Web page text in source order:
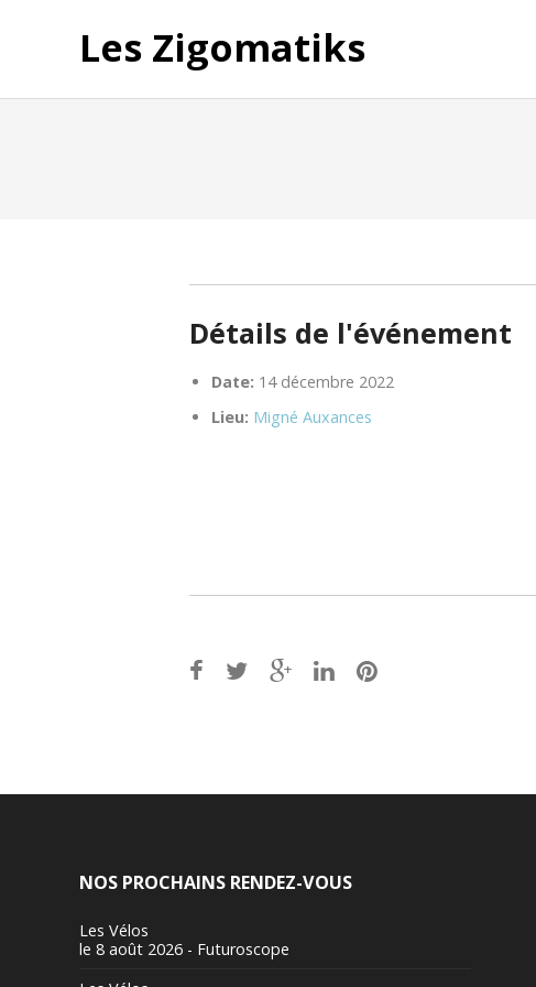
Les Zigomatiks
Détails de l'événement
Date: 14 décembre 2022
Lieu: Migné Auxances
NOS PROCHAINS RENDEZ-VOUS
Les Vélos
le 8 août 2026 - Futuroscope